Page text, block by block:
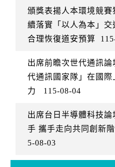
頒獎表揚人本環境競
續落實「以人為本」
合理恢復道安預算
出席前瞻次世代通訊
代通訊國家隊」在國
力
115-08-04
出席台日半導體科技
手 攜手走向共同創新
5-08-03